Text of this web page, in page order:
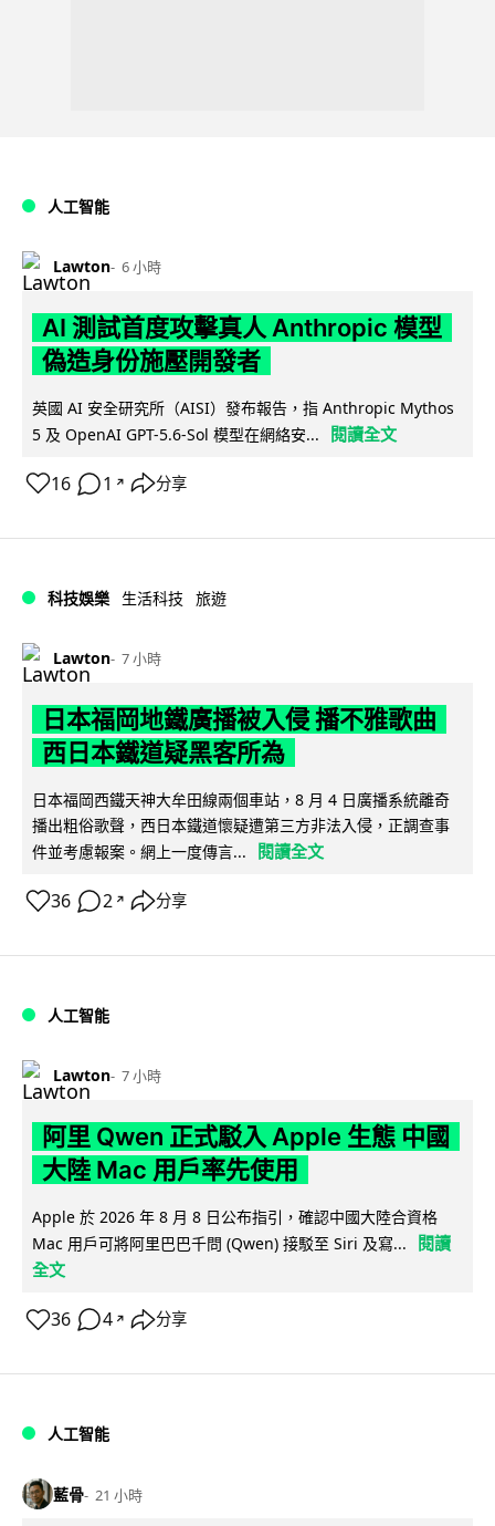
人工智能
Lawton 6 小時
AI 測試首度攻擊真人 Anthropic 模型
偽造身份施壓開發者
英國 AI 安全研究所（AISI）發布報告，指 Anthropic Mythos
5 及 OpenAI GPT-5.6-Sol 模型在網絡安...
閱讀全文
16 1 ↗ 分享
科技娛樂 生活科技 旅遊
Lawton 7 小時
日本福岡地鐵廣播被入侵 播不雅歌曲
西日本鐵道疑黑客所為
日本福岡西鐵天神大牟田線兩個車站，8 月 4 日廣播系統離奇
播出粗俗歌聲，西日本鐵道懷疑遭第三方非法入侵，正調查事
件並考慮報案。網上一度傳言...
閱讀全文
36 2 ↗ 分享
人工智能
Lawton 7 小時
阿里 Qwen 正式駁入 Apple 生態 中國
大陸 Mac 用戶率先使用
Apple 於 2026 年 8 月 8 日公布指引，確認中國大陸合資格
Mac 用戶可將阿里巴巴千問 (Qwen) 接駁至 Siri 及寫...
閱讀
全文
36 4 ↗ 分享
人工智能
藍骨 21 小時